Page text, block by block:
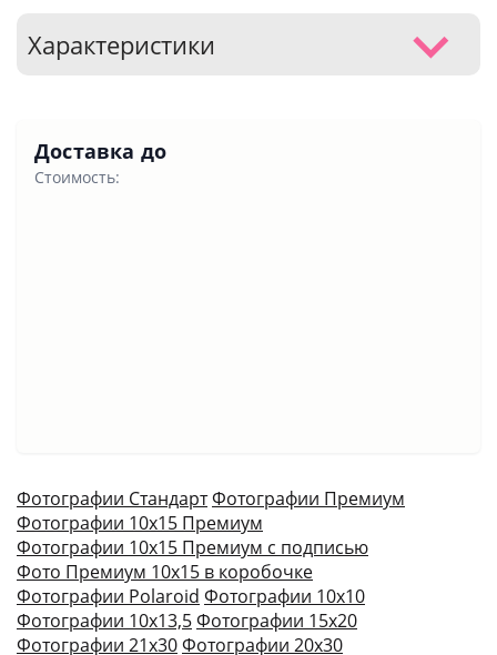
Характеристики
Доставка до
Стоимость:
Фотографии СтандартФотографии Премиум
Фотографии 10х15 Премиум
Фотографии 10х15 Премиум с подписью
Фото Премиум 10х15 в коробочке
Фотографии Polaroid Фотографии 10х10
Фотографии 10х13,5Фотографии 15х20
Фотографии 21х30Фотографии 20х30